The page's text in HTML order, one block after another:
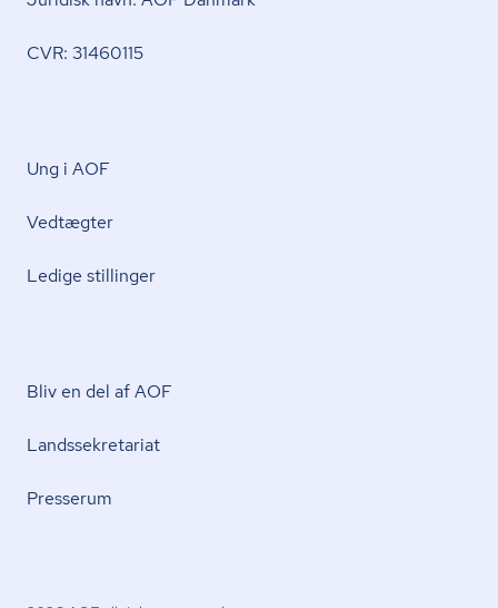
CVR: 31460115
Ung i AOF
Vedtægter
Ledige stillinger
Bliv en del af AOF
Lands­se­kre­ta­ri­at
Presserum